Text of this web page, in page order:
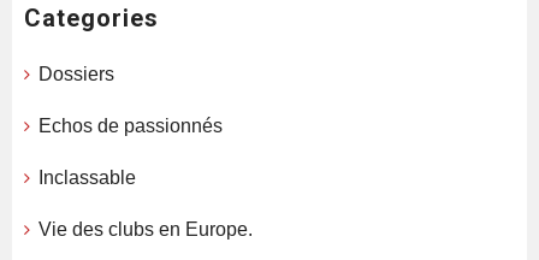
Categories
Dossiers
Echos de passionnés
Inclassable
Vie des clubs en Europe.